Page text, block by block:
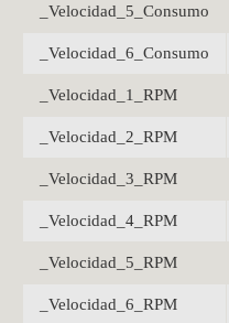
_Velocidad_5_Consumo
_Velocidad_6_Consumo
_Velocidad_1_RPM
_Velocidad_2_RPM
_Velocidad_3_RPM
_Velocidad_4_RPM
_Velocidad_5_RPM
_Velocidad_6_RPM